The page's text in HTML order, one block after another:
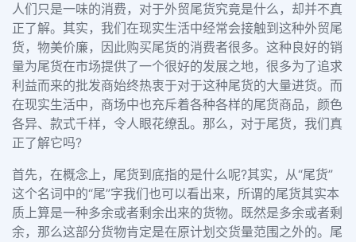
人们只是一味的消费，对于外贸尾货究竟是什么，却并不真
正了解。其实，我们在现实生活中经常会接触到这种外贸尾
货，物美价廉，因此购买尾货的消费者很多。这种良好的销
量为尾货在市场提供了一个很好的发展之地，很多为了追求
利益而来的批发商始终热衷于对于这种尾货的大量进货。而
在现实生活中，商场中也充斥着各种各样的尾货商品，颜色
各异、款式千样，令人眼花缭乱。那么，对于尾货，我们真
正了解它吗?
首先，在概念上，尾货到底指的是什么呢?其实，从“尾货”
这个名词中的“尾”字我们也可以看出来，所谓的尾货其实本
质上算是一种多余或者剩余出来的货物。既然是多余或者剩
余，那么这部分货物肯定是在原计划交货量范围之外的。尾